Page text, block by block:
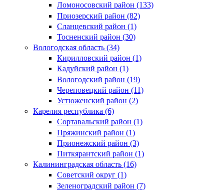
Ломоносовский район (133)
Приозерский район (82)
Сланцевский район (1)
Тосненский район (30)
Вологодская область (34)
Кирилловский район (1)
Кадуйский район (1)
Вологодский район (19)
Череповецкий район (11)
Устюженский район (2)
Карелия республика (6)
Сортавальский район (1)
Пряжинский район (1)
Прионежский район (3)
Питкярантский район (1)
Калининградская область (16)
Советский округ (1)
Зеленоградский район (7)